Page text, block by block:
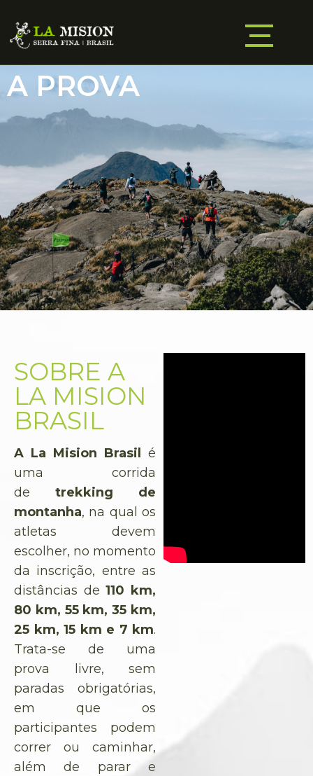
A PROVA
SOBRE A
LA MISION
BRASIL
A La Mision Brasil
é
uma corrida
de trekking de
montanha, na qual os
atletas devem
escolher, no momento
da inscrição, entre as
distâncias de 110 km,
80 km, 55 km, 35 km,
25 km, 15 km e 7 km.
Trata-se de uma
prova livre, sem
paradas obrigatórias,
em que os
participantes podem
correr ou caminhar,
além de parar e